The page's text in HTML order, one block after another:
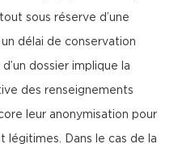
sous réserve d’une
délai de conservation
dossier implique la
des renseignements
leur anonymisation pour
légitimes. Dans le cas de la